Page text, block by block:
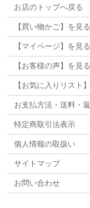
お店のトップへ戻る
【買い物かご】を見る
【マイページ】を見る
【お客様の声】を見る
【お気に入りリスト
お支払方法・送料・
特定商取引法表示
個人情報の取扱い
サイトマップ
お問い合わせ